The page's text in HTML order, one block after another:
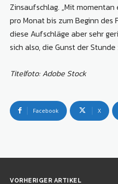
Zinsaufschlag. „Mit
pro Monat bis zum Beginn des
diese Aufschläge aber sehr
sich also, die Gunst der
Titelfoto: Adobe Stock
Facebook X
VORHERIGER ARTIKEL